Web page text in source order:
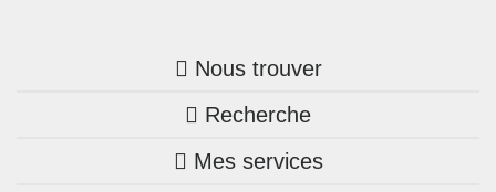
Nous trouver
Trouver une agence
Bretagne
Recherche
Nos annonces
Mes services